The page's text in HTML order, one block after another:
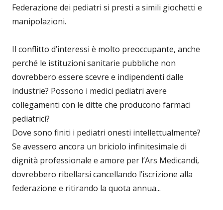
Federazione dei pediatri si presti a simili giochetti e
manipolazioni.
Il conflitto d’interessi è molto preoccupante, anche
perché le istituzioni sanitarie pubbliche non
dovrebbero essere scevre e indipendenti dalle
industrie? Possono i medici pediatri avere
collegamenti con le ditte che producono farmaci
pediatrici?
Dove sono finiti i pediatri onesti intellettualmente?
Se avessero ancora un briciolo infinitesimale di
dignità professionale e amore per l’Ars Medicandi,
dovrebbero ribellarsi cancellando l’iscrizione alla
federazione e ritirando la quota annua...